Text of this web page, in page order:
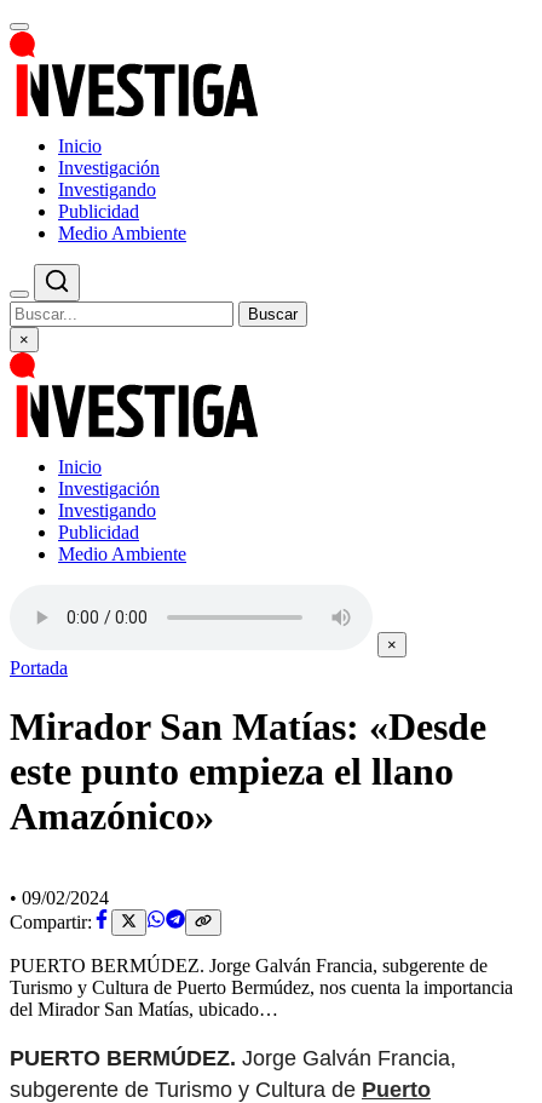
Inicio
Investigación
Investigando
Publicidad
Medio Ambiente
Buscar
×
Inicio
Investigación
Investigando
Publicidad
Medio Ambiente
×
Portada
Mirador San Matías: «Desde
este punto empieza el llano
Amazónico»
• 09/02/2024
Compartir:
PUERTO BERMÚDEZ. Jorge Galván Francia, subgerente de
Turismo y Cultura de Puerto Bermúdez, nos cuenta la importancia
del Mirador San Matías, ubicado…
PUERTO BERMÚDEZ. Jorge Galván Francia,
subgerente de Turismo y Cultura de Puerto